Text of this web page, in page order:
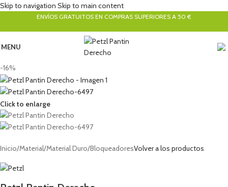
Skip to navigation Skip to main content
ENVÍOS GRATUITOS EN COMPRAS SUPERIORES A 50 €
MENU
-16%
Click to enlarge
Inicio/Material/Material Duro/BloqueadoresVolver a los productos